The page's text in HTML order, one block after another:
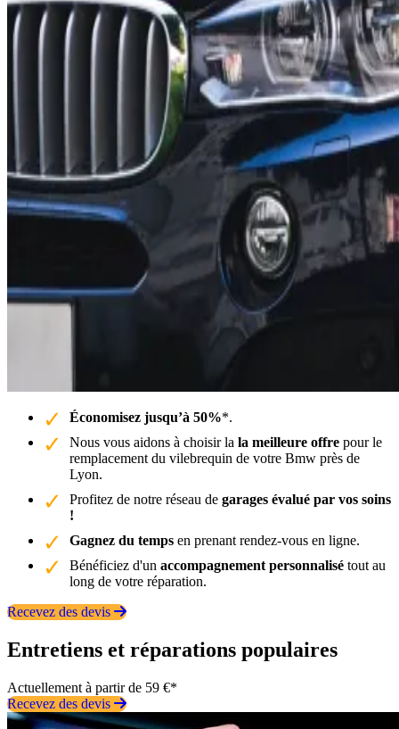
Économisez jusqu’à 50%*.
Nous vous aidons à choisir la la meilleure offre pour le
remplacement du vilebrequin de votre Bmw près de
Lyon.
Profitez de notre réseau de garages évalué par vos soins
!
Gagnez du temps en prenant rendez-vous en ligne.
Bénéficiez d'un accompagnement personnalisé tout au
long de votre réparation.
Recevez des devis
Entretiens et réparations populaires
Actuellement à partir de 59 €*
Recevez des devis